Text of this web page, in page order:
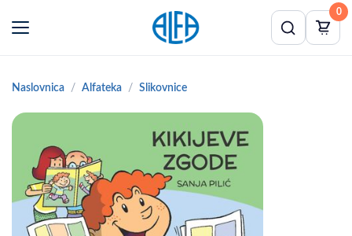
0
Naslovnica Alfateka Slikovnice